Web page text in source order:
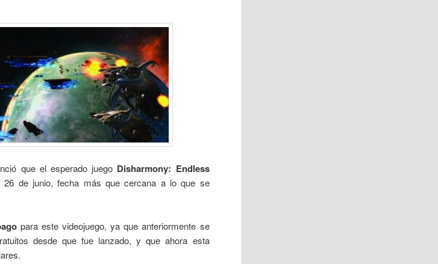
que el esperado juego Disharmony: Endless
26 de junio, fecha más que cercana a lo que se
para este videojuego, ya que anteriormente se
desde que fue lanzado, y que ahora esta